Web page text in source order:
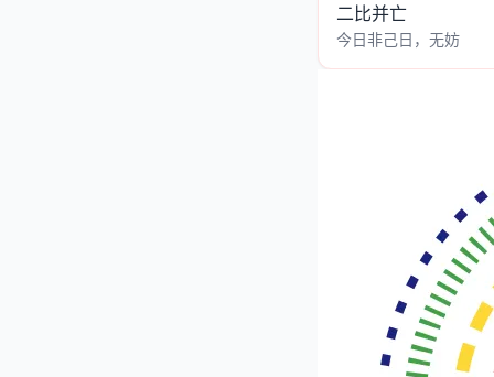
二比并亡
今日非己日，无妨